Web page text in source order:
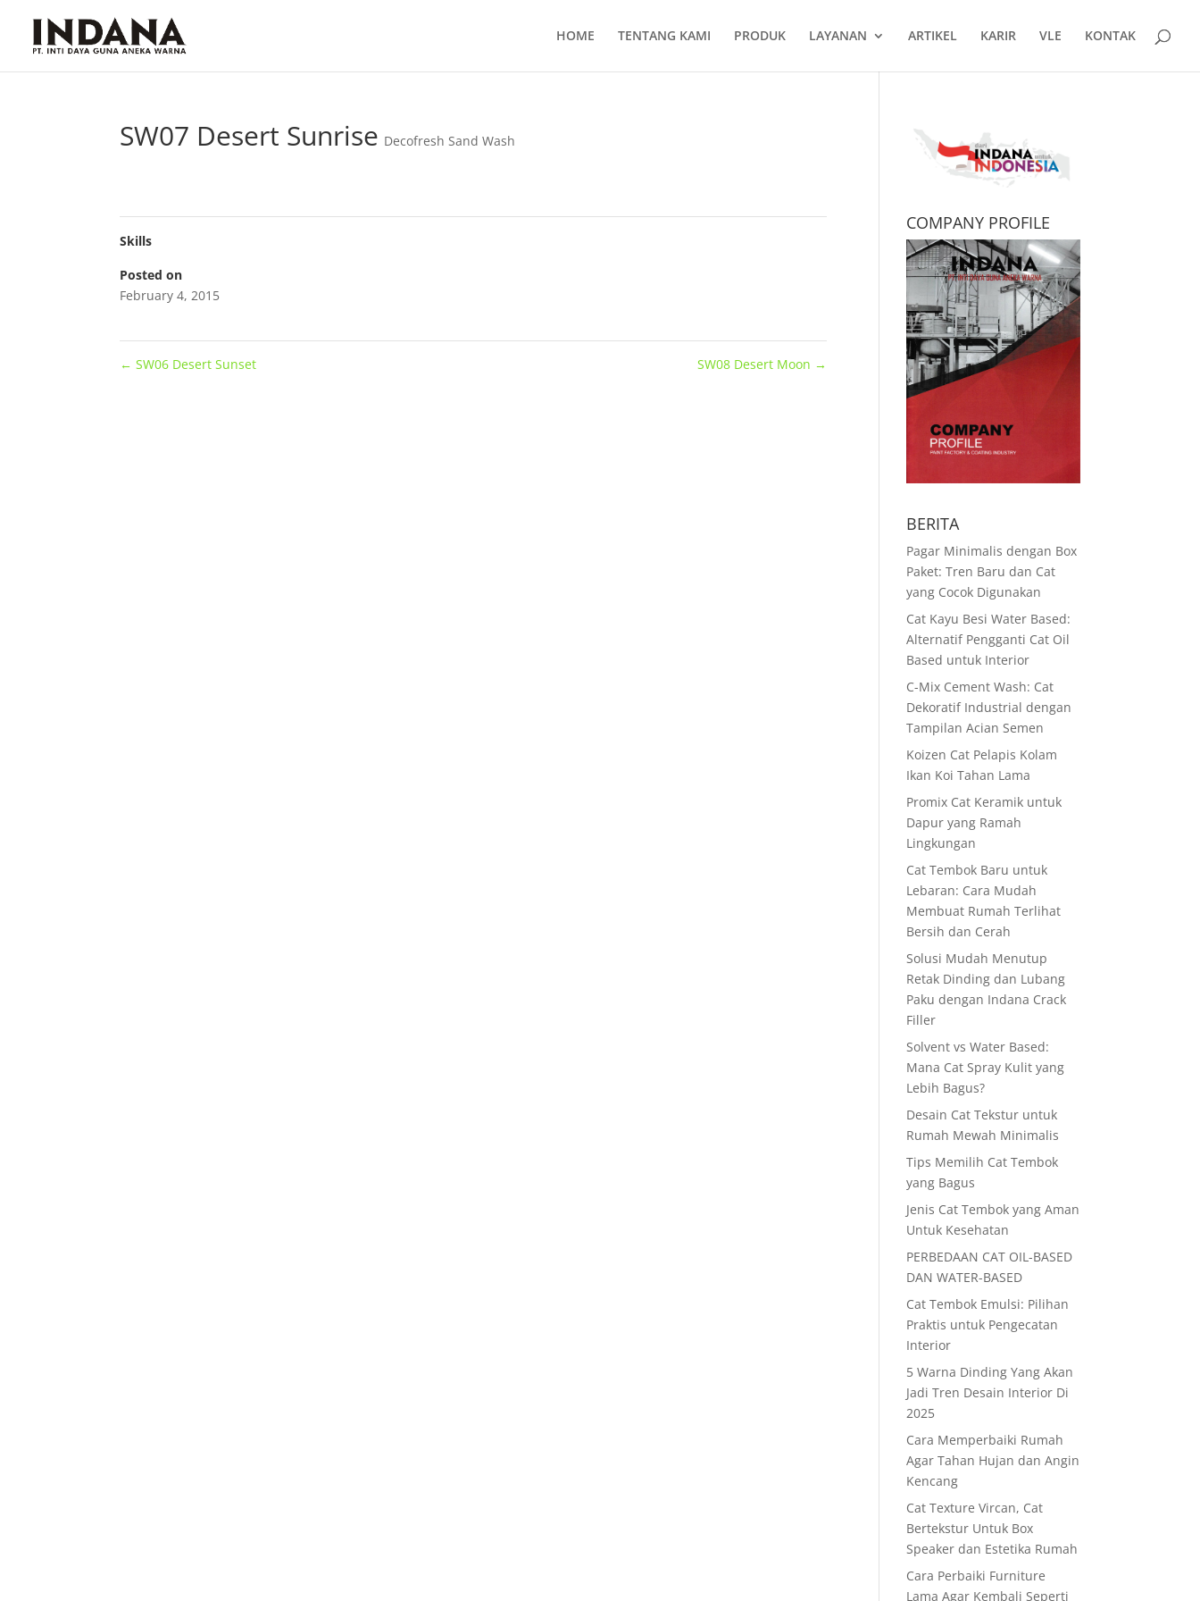
HOME TENTANG KAMI PRODUK LAYANAN ARTIKEL KARIR VLE KONTAK
SW07 Desert Sunrise Decofresh Sand Wash
Skills
Posted on
February 4, 2015
← SW06 Desert Sunset SW08 Desert Moon →
COMPANY PROFILE
BERITA
Pagar Minimalis dengan Box
Paket: Tren Baru dan Cat
yang Cocok Digunakan
Cat Kayu Besi Water Based:
Alternatif Pengganti Cat Oil
Based untuk Interior
C-Mix Cement Wash: Cat
Dekoratif Industrial dengan
Tampilan Acian Semen
Koizen Cat Pelapis Kolam
Ikan Koi Tahan Lama
Promix Cat Keramik untuk
Dapur yang Ramah
Lingkungan
Cat Tembok Baru untuk
Lebaran: Cara Mudah
Membuat Rumah Terlihat
Bersih dan Cerah
Solusi Mudah Menutup
Retak Dinding dan Lubang
Paku dengan Indana Crack
Filler
Solvent vs Water Based:
Mana Cat Spray Kulit yang
Lebih Bagus?
Desain Cat Tekstur untuk
Rumah Mewah Minimalis
Tips Memilih Cat Tembok
yang Bagus
Jenis Cat Tembok yang Aman
Untuk Kesehatan
PERBEDAAN CAT OIL-BASED
DAN WATER-BASED
Cat Tembok Emulsi: Pilihan
Praktis untuk Pengecatan
Interior
5 Warna Dinding Yang Akan
Jadi Tren Desain Interior Di
2025
Cara Memperbaiki Rumah
Agar Tahan Hujan dan Angin
Kencang
Cat Texture Vircan, Cat
Bertekstur Untuk Box
Speaker dan Estetika Rumah
Cara Perbaiki Furniture
Lama Agar Kembali Seperti